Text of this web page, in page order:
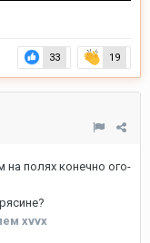
33 19
на полях конечно ого-
xvvx